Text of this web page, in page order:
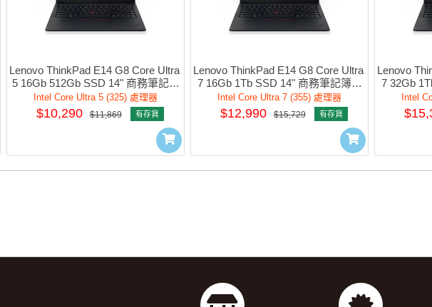
Lenovo ThinkPad E14 G8 Core Ultra
5 16Gb 512Gb SSD 14" 商務筆記簿
型電腦 #21Y6S00400
Intel Core Ultra 5 (325) 處理器
$10,290 $11,869 有存貨
Lenovo ThinkPad E14 G8 Core Ultra
7 16Gb 1Tb SSD 14" 商務筆記簿型
電腦 #21Y6S00200
Intel Core Ultra 7 (355) 處理器
$12,990 $15,729 有存貨
Lenovo
7 32Gb
Intel